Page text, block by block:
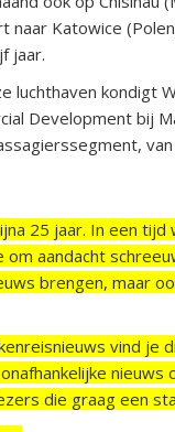
Katowice
jaar.
luchthaven kondigt
Development bij
25 jaar. In een
aandacht
brengen, maar
vind je
die graag een